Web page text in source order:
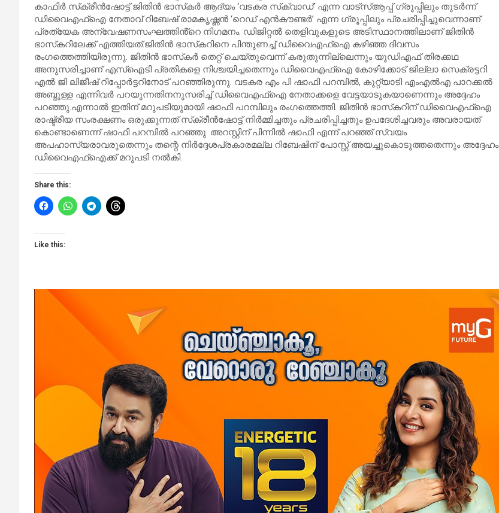
കാഫിര്‍ സ്‌ക്രീന്‍ഷോട്ട് ജിതിന്‍ ഭാസ്‌കര്‍ ആദ്യം ‘വടകര സ്‌ക്വാഡ്’ എന്ന വാട്‌സ്ആപ്പ് ഗ്രൂപ്പിലും തുടര്‍ന്ന്
ഡിവൈഎഫ്‌ഐ നേതാവ് റിബേഷ് രാമകൃഷ്ണന്‍ ‘റെഡ് എന്‍കൗണ്ടര്‍’ എന്ന ഗ്രൂപ്പിലും പ്രചരിപ്പിച്ചുവെന്നാണ്
പ്രത്യേക അന്വേഷണസംഘത്തിൻ്റെ നിഗമനം. ഡിജിറ്റല്‍ തെളിവുകളുടെ അടിസ്ഥാനത്തിലാണ് ജിതിന്‍
ഭാസ്‌കറിലേക്ക് എത്തിയത്.ജിതിന്‍ ഭാസ്‌കറിനെ പിന്തുണച്ച് ഡിവൈഎഫ്‌ഐ കഴിഞ്ഞ ദിവസം
രംഗത്തെത്തിയിരുന്നു. ജിതിന്‍ ഭാസ്‌കര്‍ തെറ്റ് ചെയ്തുവെന്ന് കരുതുന്നില്ലെന്നും യുഡിഎഫ് തിരക്കഥ
അനുസരിച്ചാണ് എസ്‌ഐടി പ്രതികളെ നിശ്ചയിച്ചതെന്നും ഡിവൈഎഫ്‌ഐ കോഴിക്കോട് ജില്ലാ സെക്രട്ടറി
എല്‍ ജി ലിജീഷ് റിപ്പോര്‍ട്ടറിനോട് പറഞ്ഞിരുന്നു. വടകര എം പി ഷാഫി പറമ്പില്‍, കുറ്റ്യാടി എംഎല്‍എ പാറക്കല്‍
അബ്ദുള്ള എന്നിവര്‍ പറയുന്നതിനനുസരിച്ച് ഡിവൈഎഫ്‌ഐ നേതാക്കളെ വേട്ടയാടുകയാണെന്നും അദ്ദേഹം
പറഞ്ഞു.എന്നാല്‍ ഇതിന് മറുപടിയുമായി ഷാഫി പറമ്പിലും രംഗത്തെത്തി. ജിതിന്‍ ഭാസ്‌കറിന് ഡിവൈഎഫ്‌ഐ
രാഷ്ട്രീയ സംരക്ഷണം ഒരുക്കുന്നത് സ്‌ക്രീന്‍ഷോട്ട് നിര്‍മ്മിച്ചതും പ്രചരിപ്പിച്ചതും ഉപദേശിച്ചവരും അവരായത്
കൊണ്ടാണെന്ന് ഷാഫി പറമ്പില്‍ പറഞ്ഞു. അറസ്റ്റിന് പിന്നില്‍ ഷാഫി എന്ന് പറഞ്ഞ് സ്വയം
അപഹാസ്യരാവരുതെന്നും തന്റെ നിര്‍ദ്ദേശപ്രകാരമല്ല റിബേഷിന് പോസ്റ്റ് അയച്ചുകൊടുത്തതെന്നും അദ്ദേഹം
ഡിവൈഎഫ്‌ഐക്ക് മറുപടി നല്‍കി.
Share this:
Like this: